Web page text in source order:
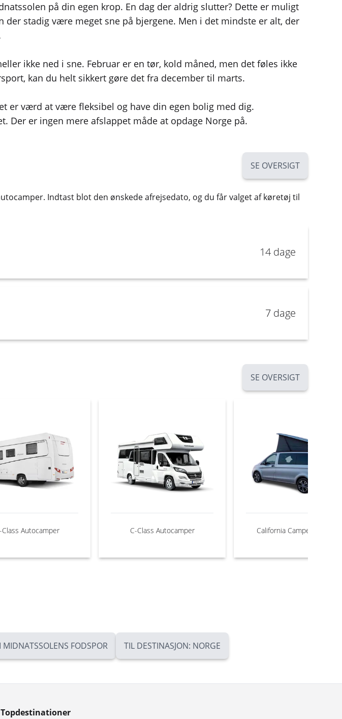
på din egen krop. En dag der aldrig slutter? Dette er muligt
stadig være meget sne på bjergene. Men i det mindste er alt, der
ikke ned i sne. Februar er en tør, kold måned, men det føles ikke
kan du helt sikkert gøre det fra december til marts.
er værd at være fleksibel og have din egen bolig med dig.
Der er ingen mere afslappet måde at opdage Norge på.
SE OVERSIGT
Indtast blot den ønskede afrejsedato, og du får valget af køretøj til
14 dage
7 dage
SE OVERSIGT
Class Autocamper C-Class Autocamper California Camper PopTop
MIDNATSSOLENS FODSPOR TIL DESTINASJON: NORGE
Topdestinationer